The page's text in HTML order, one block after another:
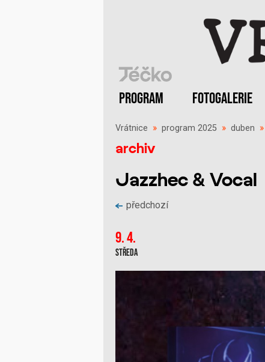
PROGRAM FOTOGALERIE
Vrátnice » program 2025 » duben »
archiv
Jazzhec & Vocal
předchozí
9. 4.
Středa